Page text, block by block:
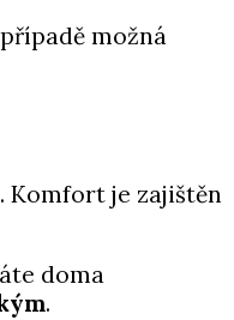
možná
Komfort je zajištěn
doma
.